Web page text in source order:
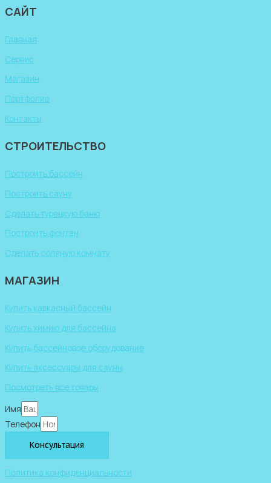
САЙТ
Главная
Сервис
Магазин
Портфолио
Контакты
СТРОИТЕЛЬСТВО
Построить бассейн
Построить сауну
Сделать турецкую баню
Построить фонтан
Сделать соляную комнату
МАГАЗИН
Купить каркасный бассейн
Купить химию для бассейна
Купить бассейновое оборудование
Купить аксессуары для сауны
Посмотреть все товары
Имя
Телефон
Консультация
Политика конфиденциальности